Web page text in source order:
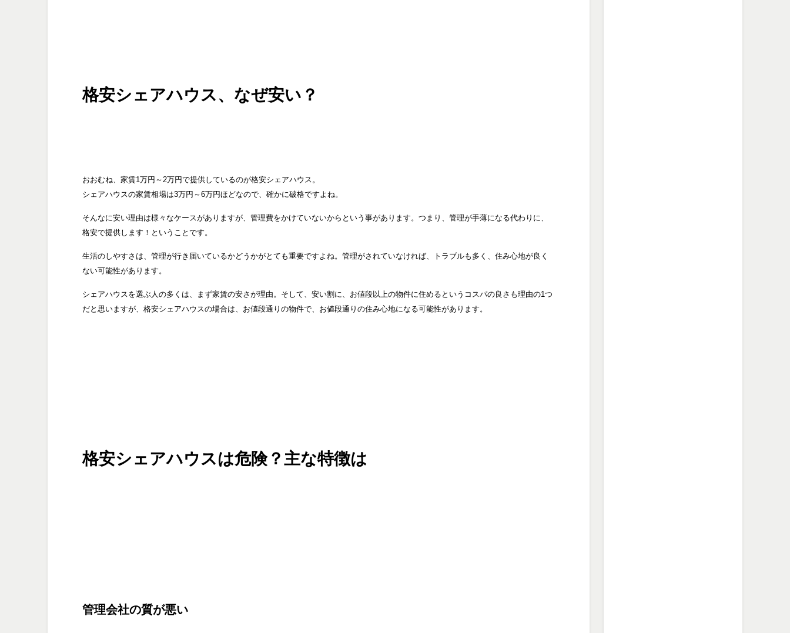
格安シェアハウス、なぜ安い？
おおむね、家賃1万円～2万円で提供しているのが格安シェアハウス。
シェアハウスの家賃相場は3万円～6万円ほどなので、確かに破格ですよね。
そんなに安い理由は様々なケースがありますが、管理費をかけていないからという事があります。つまり、管理が手薄になる代わりに、
格安で提供します！ということです。
生活のしやすさは、管理が行き届いているかどうかがとても重要ですよね。管理がされていなければ、トラブルも多く、住み心地が良く
ない可能性があります。
シェアハウスを選ぶ人の多くは、まず家賃の安さが理由。そして、安い割に、お値段以上の物件に住めるというコスパの良さも理由の1つ
だと思いますが、格安シェアハウスの場合は、お値段通りの物件で、お値段通りの住み心地になる可能性があります。
格安シェアハウスは危険？主な特徴は
管理会社の質が悪い